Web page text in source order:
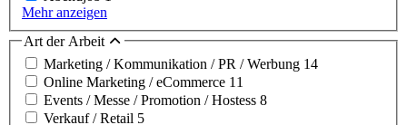
Mehr anzeigen
Art der Arbeit
Marketing / Kommunikation / PR / Werbung 14
Online Marketing / eCommerce 11
Events / Messe / Promotion / Hostess 8
Verkauf / Retail 5